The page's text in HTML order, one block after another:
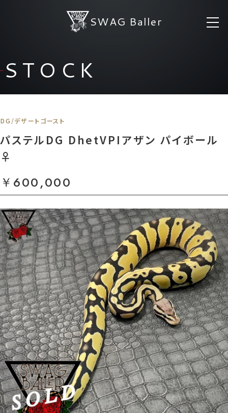
SWAG Baller
STOCK
DG/デザートゴースト
パステルDG DhetVPIアザン パイボール
♀
￥600,000